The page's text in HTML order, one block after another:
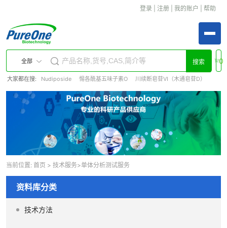
登录 注册 我的账户 帮助
全部 搜索
大家都在搜: Nudiposide 惕各酰基五味子素O 川续断皂苷VI（木通皂苷D）
0
当前位置: 首页 > 技术服务>单体分析测试服务
资料库分类
技术方法